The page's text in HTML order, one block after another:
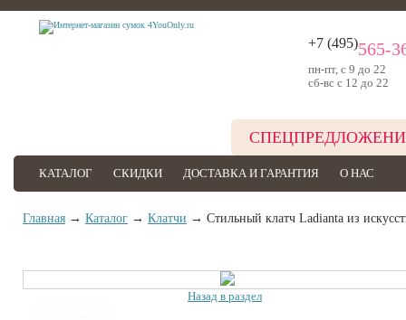
+7 (495)565-
пн-пт, с 9 до 22
сб-вс с 12 до 22
КАТАЛОГ СКИДКИ ДОСТАВКА И ГАРАНТИЯ О НАС
Главная → Каталог → Клатчи → Стильный клатч Ladianta из
Назад в раздел